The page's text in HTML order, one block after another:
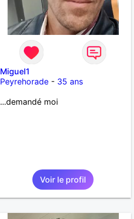
Miguel1
Peyrehorade- 35 ans
...demandé moi
Voir le profil